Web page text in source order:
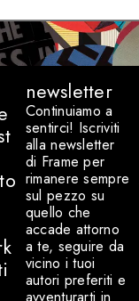
newsletter
Continuiamo a
sentirci! Iscriviti
alla newsletter
di Frame per
rimanere sempre
sul pezzo su
quello che
accade attorno
a te, seguire da
vicino i tuoi
autori preferiti e
avventurarti in